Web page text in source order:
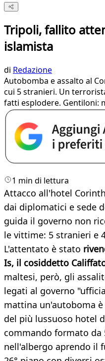
Tripoli, fallito
islamista
di Redazione
Autobomba e assalto al
cui 5 stranieri. Un
fatti esplodere. Gentiloni:
1 min di lettura
Attacco all'hotel
dai diplomatici e sede
guida il governo non
le vittime: 5 stranieri e
L'attentato è stato
Is, il cosiddetto
maltesi, però, gli
legati al governo
mattina un'autoboma
del più lussuoso hotel
commando formato
nell'albergo aprendo il